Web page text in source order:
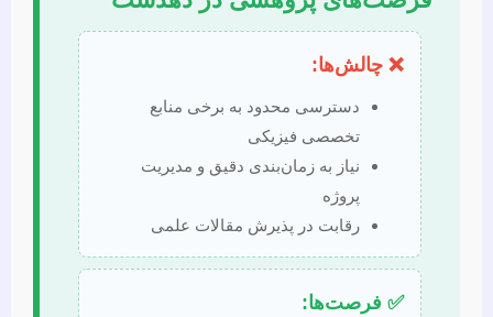
❌ چالش‌ها:
دسترسی محدود به برخی منابع
تخصصی فیزیکی
نیاز به زمان‌بندی دقیق و مدیریت
پروژه
رقابت در پذیرش مقالات علمی
✅ فرصت‌ها: